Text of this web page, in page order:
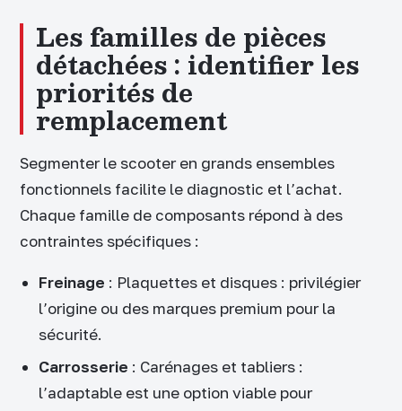
Les familles de pièces
détachées : identifier les
priorités de
remplacement
Segmenter le scooter en grands ensembles
fonctionnels facilite le diagnostic et l’achat.
Chaque famille de composants répond à des
contraintes spécifiques :
Freinage : Plaquettes et disques : privilégier
l’origine ou des marques premium pour la
sécurité.
Carrosserie : Carénages et tabliers :
l’adaptable est une option viable pour